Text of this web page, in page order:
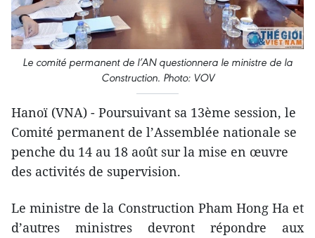
Le comité permanent de l’AN questionnera le ministre de la
Construction. Photo: VOV
Hanoï (VNA) - Poursuivant sa 13ème session, le
Comité permanent de l’Assemblée nationale se
penche du 14 au 18 août sur la mise en œuvre
des activités de supervision.
Le ministre de la Construction Pham Hong Ha et
d’autres ministres devront répondre aux